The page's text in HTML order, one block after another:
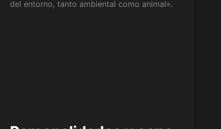
del entorno, tanto ambiental como animal».